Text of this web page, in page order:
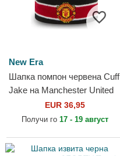
New Era
Шапка помпон червена Cuff
Jake на Manchester United
Football Club Premier League
от New Era
EUR 36,95
Получи го 17 - 19 август